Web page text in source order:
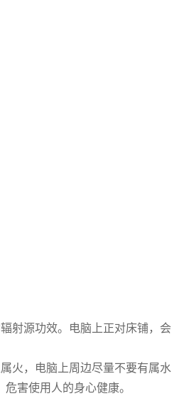
射源功效。电脑上正对床铺，会
火，电脑上周边尽量不要有属水
害使用人的身心健康。